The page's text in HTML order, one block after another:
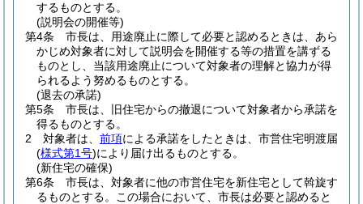
するものとする。
(説明会の開催等)
第4条
市長は、用途廃止に際して必要と認めるときは、あら
かじめ対象者に対して説明会を開催する等の措置を講ずる
ものとし、当該用途廃止について対象者の理解と協力が得
られるよう努めるものとする。
(退去の承諾)
第5条
市長は、旧住宅からの撤退について対象者から承諾を
得るものとする。
2
対象者は、 前項による承諾をしたときは、市営住宅明渡届
(様式第1号)により届け出るものとする。
(新住宅の確保)
第6条
市長は、対象者に他の市営住宅を新住宅として斡旋す
るものとする。
この場合において、市長は必要と認めると